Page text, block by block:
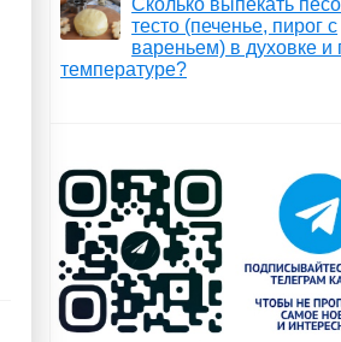
тесто (печенье, пирог с
вареньем) в духовке и
температуре?